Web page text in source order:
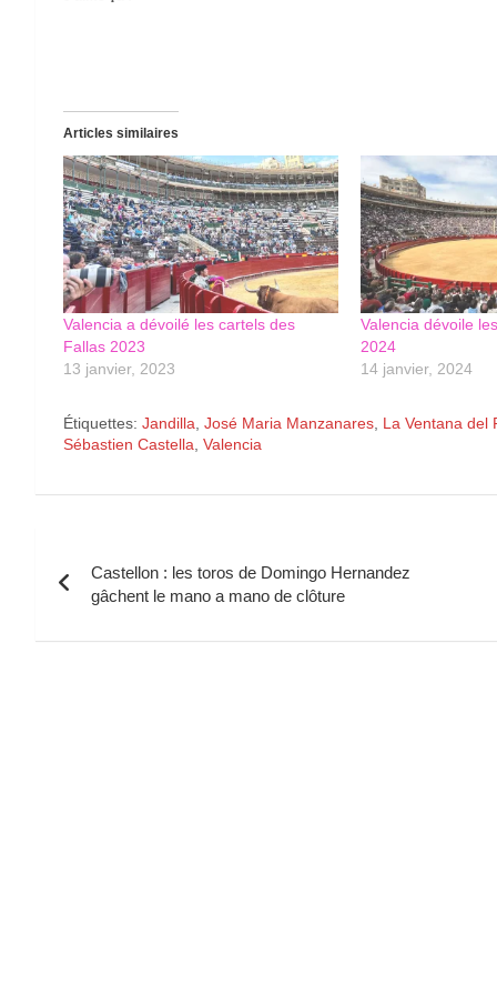
Articles similaires
Valencia a dévoilé les cartels des
Fallas 2023
13 janvier, 2023
Valencia dévoile
2024
14 janvier, 2024
Étiquettes: Jandilla José Maria Manzanares La Ventana del
Sébastien Castella Valencia
de
l’article
Castellon : les toros de Domingo Hernandez
gâchent le mano a mano de clôture